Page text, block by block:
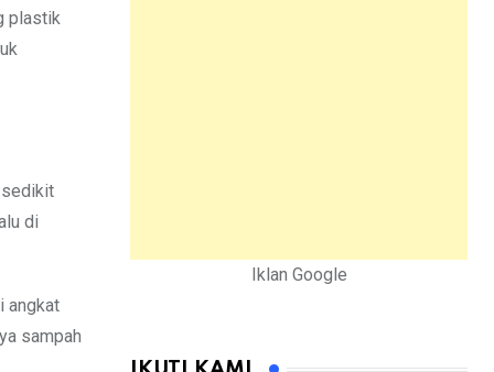
plastik
sedikit
di
angkat
sampah
Iklan Google